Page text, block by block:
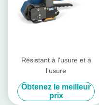
Résistant à l'usure et à
l'usure
Obtenez le meilleur
prix